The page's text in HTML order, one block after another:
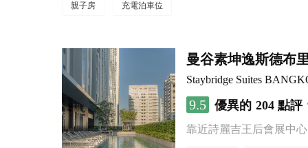
親子房 充電泊車位
曼谷素坤逸斯德布
Staybridge Suites
9.5 優異的 204 點評
靠近詩麗吉王后會展中心